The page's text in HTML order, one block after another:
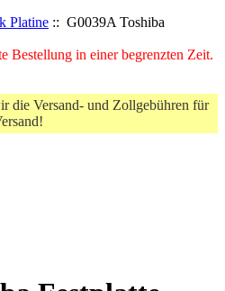
Platine :: G0039A Toshiba
Bestellung in einer begrenzten Zeit.
die Versand- und Zollgebühren für